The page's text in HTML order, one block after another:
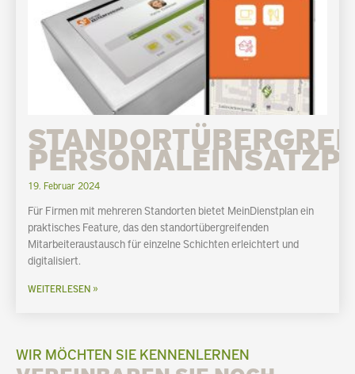
19. Februar 2024
Für Firmen mit mehreren Standorten bietet MeinDienstplan ein
praktisches Feature, das den standortübergreifenden
Mitarbeiteraustausch für einzelne Schichten erleichtert und
digitalisiert.
WEITERLESEN »
WIR MÖCHTEN SIE KENNENLERNEN